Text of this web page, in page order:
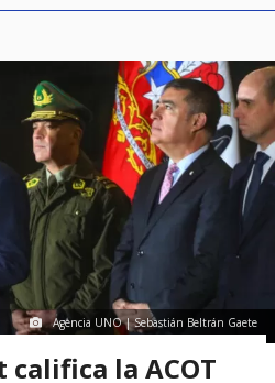
Agencia UNO | Sebastián Beltrán Gaete
la ACOT